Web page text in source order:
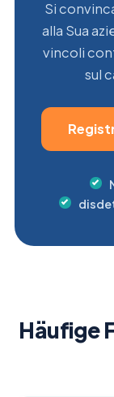
Si
alla Sua
vincoli
sul
Häufige